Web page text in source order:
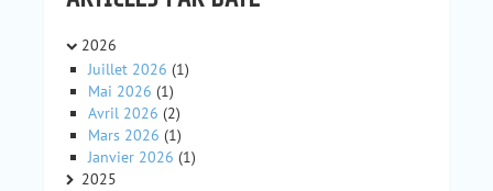
2026
Juillet 2026 (1)
Mai 2026 (1)
Avril 2026 (2)
Mars 2026 (1)
Janvier 2026 (1)
2025